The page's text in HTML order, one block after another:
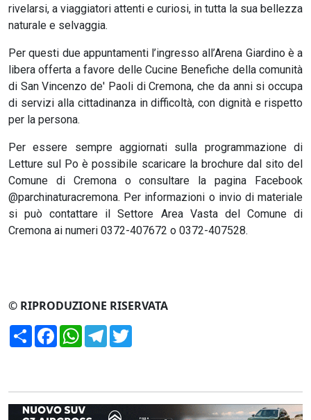
rivelarsi, a viaggiatori attenti e curiosi, in tutta la sua bellezza
naturale e selvaggia.
Per questi due appuntamenti l’ingresso all’Arena Giardino è a
libera offerta a favore delle Cucine Benefiche della comunità
di San Vincenzo de' Paoli di Cremona, che da anni si occupa
di servizi alla cittadinanza in difficoltà, con dignità e rispetto
per la persona.
Per essere sempre aggiornati sulla programmazione di
Letture sul Po è possibile scaricare la brochure dal sito del
Comune di Cremona o consultare la pagina Facebook
@parchinaturacremona. Per informazioni o invio di materiale
si può contattare il Settore Area Vasta del Comune di
Cremona ai numeri 0372-407672 o 0372-407528.
© RIPRODUZIONE RISERVATA
CondividiFacebookWhatsApp
Telegram